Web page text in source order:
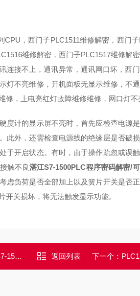
，西门子PLC1511维修解密，西门
维修解密，西门子PLC1517维修解
连接不上，通讯异常，通讯网口坏，西
灯不亮维修，开机面板无显示维修，不
修，上电亮红灯故障维修维修，网口灯不
度计的显示屏不亮时，首先应检查电源
此外，还需检查电源线的绝缘层是否破
于开启状态。有时，由于操作疏忽或误
触不良湛江S7-1500PLC程序密码解密/
虑负荷是否全部加上以及簧片开关是否
关损坏，将无法触发显示功能。
码破解 返回列表 下一个：